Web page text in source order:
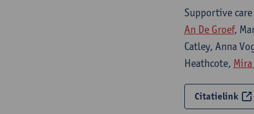
Supportive
An De Groef,
Catley, Anna
Heathcote, Mira
Citatielink